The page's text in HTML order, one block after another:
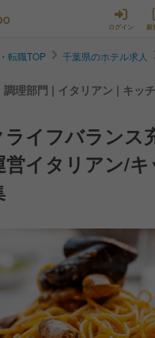
ログイン 新
転職TOP 千葉県のホテル求人
調理部門 | イタリアン | キッ
ライフバランス
営イタリアン/